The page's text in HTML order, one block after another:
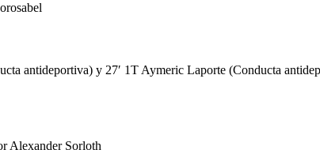
antideportiva) y 27′ 1T Aymeric Laporte (Conducta
Alexander Sorloth